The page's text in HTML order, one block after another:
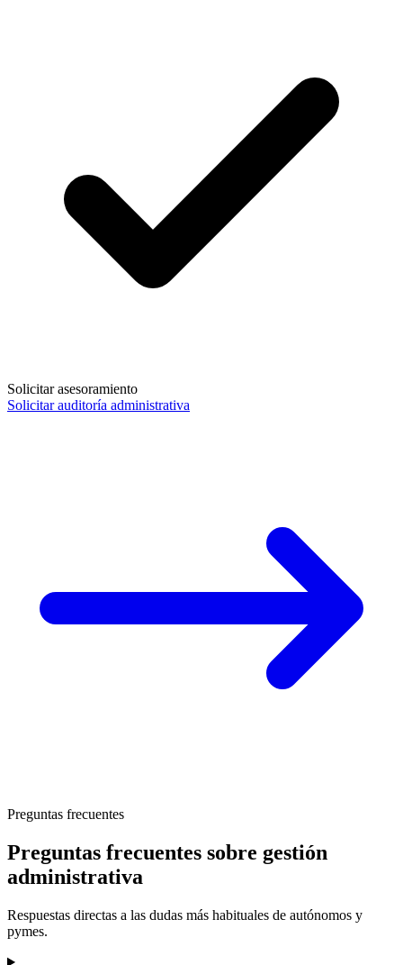
Solicitar asesoramiento
Solicitar auditoría administrativa
Preguntas frecuentes
Preguntas frecuentes sobre gestión
administrativa
Respuestas directas a las dudas más habituales de autónomos y
pymes.